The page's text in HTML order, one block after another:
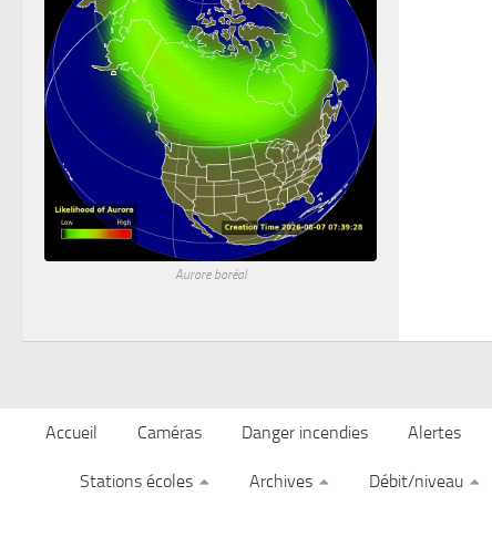
Aurore boréal
Accueil Caméras Danger incendies Alertes
Stations écoles Archives Débit/niveau